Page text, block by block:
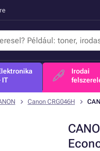
IT
Irodai
Canon CRG046H